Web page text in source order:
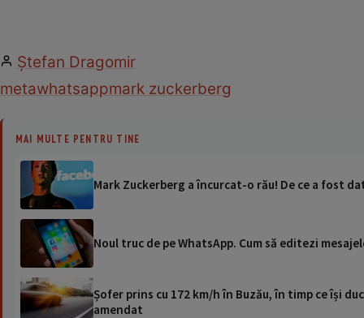
Ștefan Dragomir
metawhatsappmark zuckerberg
MAI MULTE PENTRU TINE
Mark Zuckerberg a încurcat-o rău! De ce a fost
Noul truc de pe WhatsApp. Cum să editezi
Șofer prins cu 172 km/h în Buzău, în timp ce își
amendat